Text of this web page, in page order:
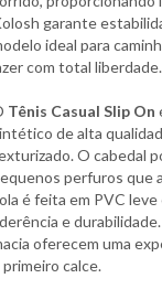
garante
ideal para
com total liberdade.
Tênis Casual Slip On
de alta
O cabedal
perfuros que
é feita em PVC
e
oferecem uma
primeiro calce.